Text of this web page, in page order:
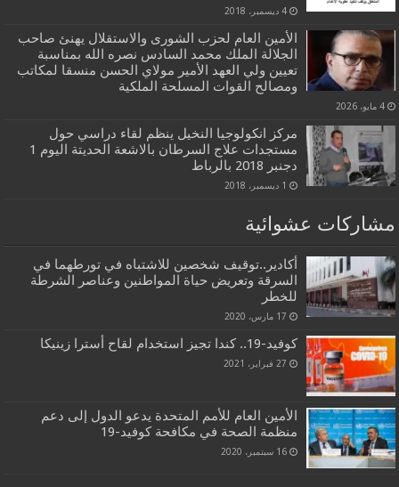
4 ديسمبر، 2018
الأمين العام لحزب الشورى والاستقلال يهنئ صاحب
الجلالة الملك محمد السادس نصره الله بمناسبة
تعيين ولي العهد الأمير مولاي الحسن منسقا لمكاتب
ومصالح القوات المسلحة الملكية
4 مايو، 2026
مركز انكولوجيا النخيل ينظم لقاء دراسي حول
مستجدات علاج السرطان بالاشعة الحديتة اليوم 1
دجنبر 2018 بالرباط
1 ديسمبر، 2018
مشاركات عشوائية
أكادير..توقيف شخصين للاشتباه في تورطهما في
السرقة وتعريض حياة المواطنين وعناصر الشرطة
للخطر
17 مارس، 2020
كوفيد-19.. كندا تجيز استخدام لقاح أسترا زينيكا
27 فبراير، 2021
الأمين العام للأمم المتحدة يدعو الدول إلى دعم
منظمة الصحة في مكافحة كوفيد-19
16 سبتمبر، 2020